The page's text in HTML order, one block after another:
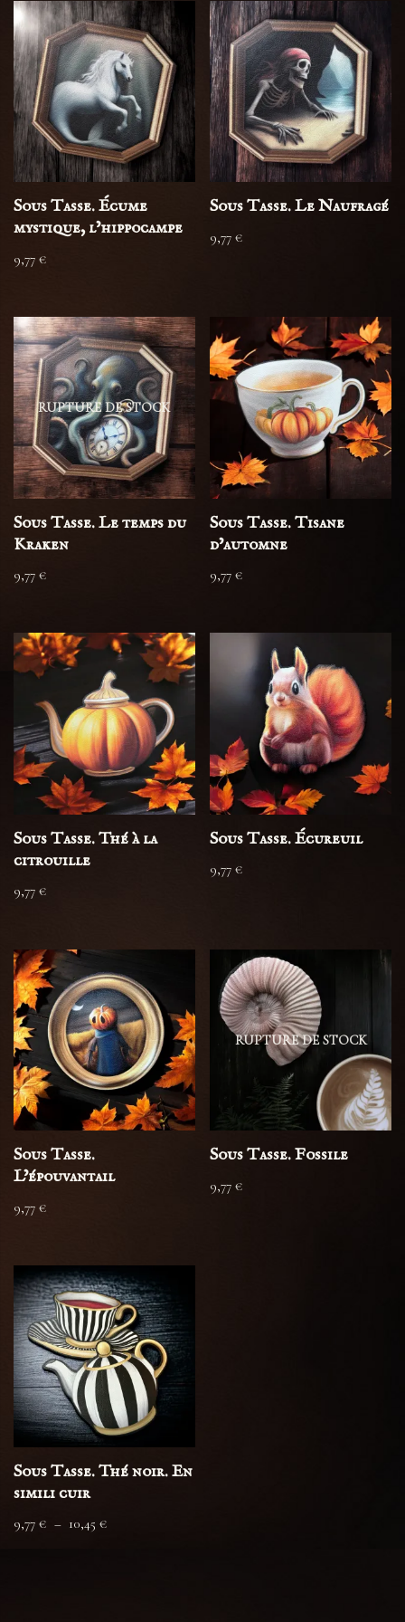
Sous Tasse. Écume
mystique, l’hippocampe
9,77 €
Sous Tasse. Le Naufragé
9,77€
RUPTURE DE STOCK
Sous Tasse. Le temps du
Kraken
9,77 €
Sous Tasse. Tisane
d’automne
9,77€
Sous Tasse. Thé à la
citrouille
9,77 €
Sous Tasse. Écureuil
9,77€
Sous Tasse.
L’épouvantail
9,77 €
RUPTURE DE STOCK
Sous Tasse. Fossile
9,77€
Sous Tasse. Thé noir. En
simili cuir
9,77 € – 10,45 €